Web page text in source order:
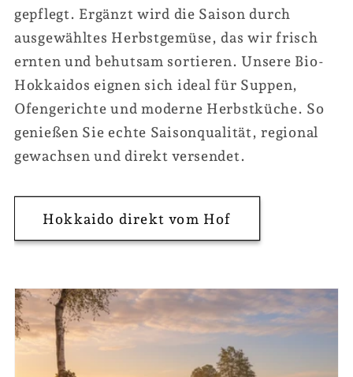
gepflegt. Ergänzt wird die Saison durch
ausgewähltes Herbstgemüse, das wir frisch
ernten und behutsam sortieren. Unsere Bio-
Hokkaidos eignen sich ideal für Suppen,
Ofengerichte und moderne Herbstküche. So
genießen Sie echte Saisonqualität, regional
gewachsen und direkt versendet.
Hokkaido direkt vom Hof